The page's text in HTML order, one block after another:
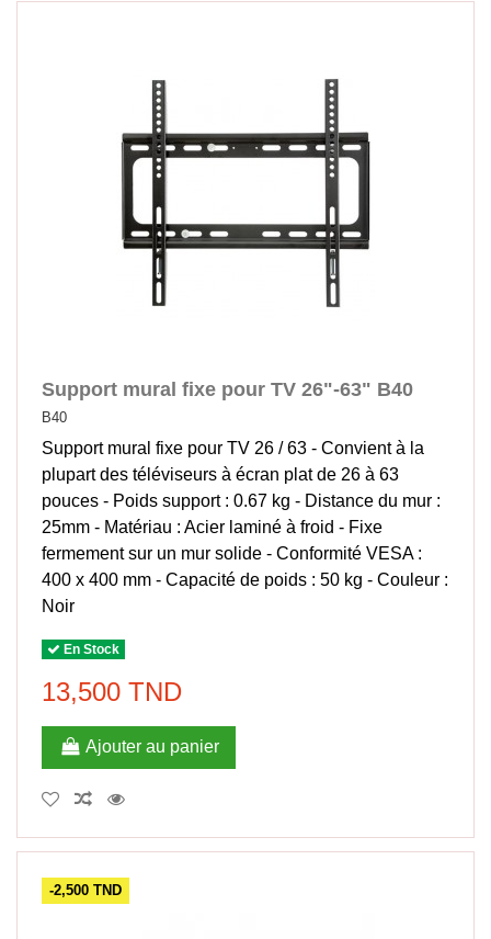
Support mural fixe pour TV 26"-63" B40
B40
Support mural fixe pour TV 26 / 63 - Convient à la
plupart des téléviseurs à écran plat de 26 à 63
pouces - Poids support : 0.67 kg - Distance du mur :
25mm - Matériau : Acier laminé à froid - Fixe
fermement sur un mur solide - Conformité VESA :
400 x 400 mm - Capacité de poids : 50 kg - Couleur :
Noir
En Stock
13,500 TND
Ajouter au panier
-2,500 TND